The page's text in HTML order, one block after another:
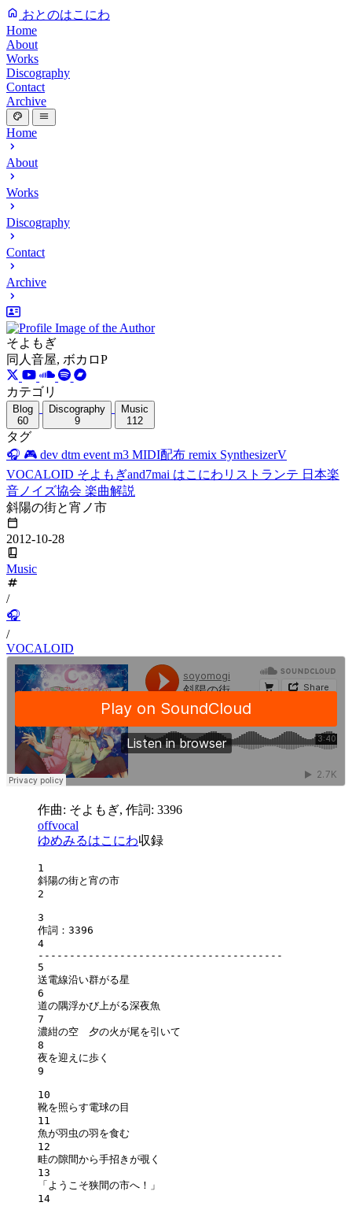
おとのはこにわ
Home
About
Works
Discography
Contact
Archive
Home
About
Works
Discography
Contact
Archive
そよもぎ
同人音屋, ボカロP
カテゴリ
Blog
60
Discography
9
Music
112
タグ
🎧 🎮 dev dtm event m3 MIDI配布 remix SynthesizerV
VOCALOID そよもぎand7mai はこにわリストランテ 日本楽
音ノイズ協会 楽曲解説
斜陽の街と宵ノ市
2012-10-28
Music
/
🎧
/
VOCALOID
作曲: そよもぎ, 作詞: 3396
offvocal
ゆめみるはこにわ収録
1
斜陽の街と宵の市
2
3
作詞：3396
4
---------------------------------------
5
送電線沿い群がる星
6
道の隅浮かび上がる深夜魚
7
濃紺の空　夕の火が尾を引いて
8
夜を迎えに歩く
9
10
靴を照らす電球の目
11
魚が羽虫の羽を食む
12
畦の隙間から手招きが覗く
13
「ようこそ狭間の市へ！」
14